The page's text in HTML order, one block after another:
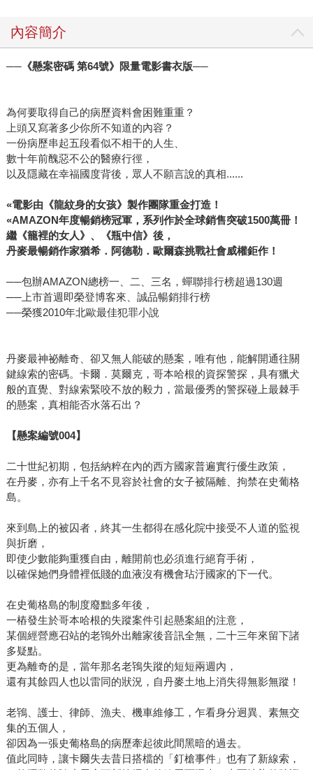
內容簡介
──《懸案密碼 第64號》限量電影書衣版──
為何要取得自己的病歷資料會困難重重？
上頭又寫著多少你所不知道的內容？
一份病歷串起五段看似不相干的人生、
數十年前醜惡不公的醫療行徑，
以及隱藏在幸福國度背後，眾人不願言說的真相......
«電影由《龍紋身的女孩》製作團隊重金打造！
«AMAZON年度暢銷榜冠軍，系列作於全球銷售突破1500萬冊！
繼《籠裡的女人》、《瓶中信》後，
丹麥最暢銷作家猶希．阿德勒．歐爾森挑戰社會威權鉅作！
──包辦AMAZON總榜一、二、三名，蟬聯排行榜超過130週
──上市首週即榮登博客來、誠品暢銷排行榜
──榮獲2010年北歐最佳犯罪小說
丹麥最神祕離奇、卻又無人能破的懸案，唯有他，能解開通往關
鍵線索的密碼。卡爾．莫爾克，哥本哈根的資探警探，具有獵犬
般的直覺、對線索緊咬不放的毅力，當最優秀的警探碰上最棘手
的懸案，真相能否水落石出？
【懸案編號004】
二十世紀初期，包括納粹在內的西方國家普遍實行優生政策，
在丹麥，亦有上千名不見容於社會的女子被隔離、拘禁在史葡格
島。
來到島上的被囚者，終其一生都得在感化院中接受不人道的監視
與折磨，
即使少數能夠重獲自由，離開前也必須進行絕育手術，
以確保她們身體裡低賤的血液沒有機會玷汙國家的下一代。
在史葡格島的制度廢黜多年後，
一樁發生於哥本哈根的失蹤案件引起懸案組的注意，
某個經營應召站的老鴇外出離家後音訊全無，二十三年來留下諸
多疑點。
更為離奇的是，當年那名老鴇失蹤的短短兩週內，
還有其餘四人也以雷同的狀況，自丹麥土地上消失得無影無蹤！
老鴇、護士、律師、漁夫、機車維修工，乍看身分迥異、素無交
集的五個人，
卻因為一張史葡格島的病歷牽起彼此間黑暗的過去。
值此同時，讓卡爾失去昔日搭檔的「釘槍事件」也有了新線索，